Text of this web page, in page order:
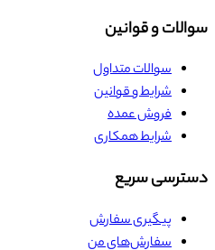
سوالات و قوانین
سوالات متداول
شرایط و قوانین
فروش عمده
شرایط همکاری
دسترسی سریع
پیگیری سفارش
سفارش‌های من